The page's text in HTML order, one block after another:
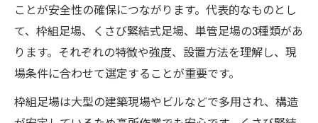
ことが安全性の確保につながります。代表的なものとし
て、枠組足場、くさび緊結式足場、単管足場の3種類があ
ります。それぞれの特徴や強度、設置方法を理解し、現
場条件に合わせて選定することが重要です。
枠組足場は大型の建築現場やビルなどで多用され、構造